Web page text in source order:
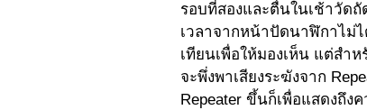
รอบที่สองและตื่นในเช้าวัด
เวลาจากหน้าปัดนาฬิกาไม่
เทียนเพื่อให้มองเห็น แต่สำ
จะพึ่งพาเสียงระฆังจาก
Repeater ขึ้นก็เพื่อแสดงถึง